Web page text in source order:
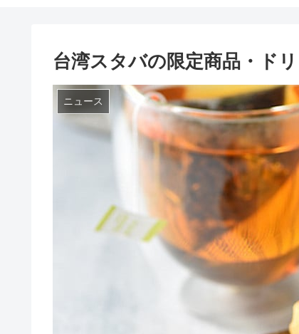
台湾スタバの限定商品・ド
ニュース